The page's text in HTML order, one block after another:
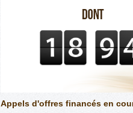
Appels d'offres financés en